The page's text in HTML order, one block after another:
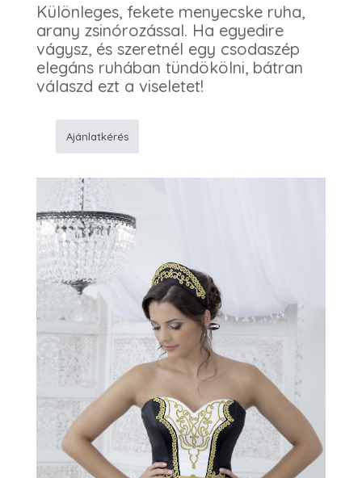
Különleges, fekete menyecske ruha,
arany zsinórozással. Ha egyedire
vágysz, és szeretnél egy csodaszép
elegáns ruhában tündökölni, bátran
válaszd ezt a viseletet!
ruha
mennyiség
Ajánlatkérés